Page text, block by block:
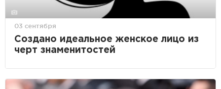
03 сентября
Создано идеальное женское лицо из
черт знаменитостей